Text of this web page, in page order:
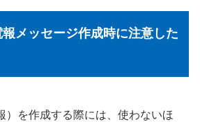
メッセージ作成時に注意した
）を作成する際には、使わないほ